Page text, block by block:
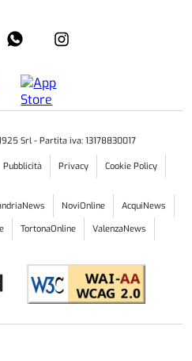
Srl - Partita iva: 13178830017
Pubblicità Privacy Cookie Policy
NoviOnline
AcquiNews
TortonaOnline ValenzaNews